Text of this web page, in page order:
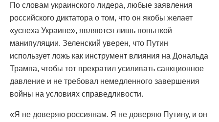
По словам украинского лидера, любые заявления
российского диктатора о том, что он якобы желает
«успеха Украине», являются лишь попыткой
манипуляции. Зеленский уверен, что Путин
использует ложь как инструмент влияния на Дональда
Трампа, чтобы тот прекратил усиливать санкционное
давление и не требовал немедленного завершения
войны на условиях справедливости.
«Я не доверяю россиянам. Я не доверяю Путину, и он